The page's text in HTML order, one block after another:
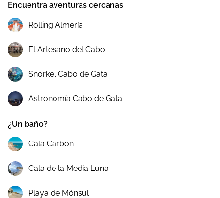
Encuentra aventuras cercanas
Rolling Almería
El Artesano del Cabo
Snorkel Cabo de Gata
Astronomía Cabo de Gata
¿Un baño?
Cala Carbón
Cala de la Media Luna
Playa de Mónsul